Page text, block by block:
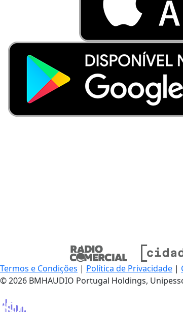
Termos e Condições | Política de Privacidade |
© 2026 BMHAUDIO Portugal Holdings,